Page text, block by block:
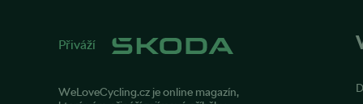
Přiváží
WeLoveCycling.cz je online magazín,